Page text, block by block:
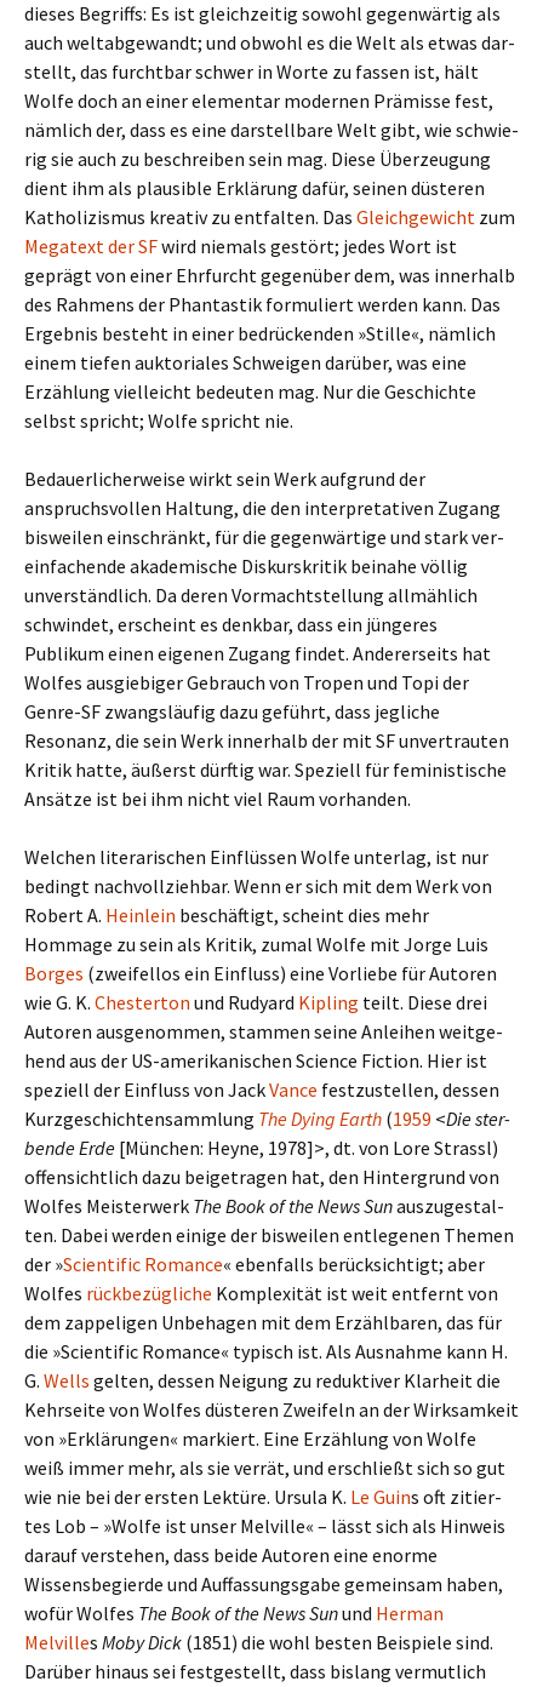
dieses Begriffs: Es ist gleich­zei­tig sowohl gegen­wär­tig als
auch welt­ab­ge­wandt; und obwohl es die Welt als etwas dar­
stellt, das furcht­bar schwer in Worte zu fassen ist, hält
Wolfe doch an einer ele­men­tar moder­nen Prämisse fest,
näm­lich der, dass es eine dar­stell­bare Welt gibt, wie schwie­
rig sie auch zu beschrei­ben sein mag. Diese Überzeugung
dient ihm als plau­si­ble Erklärung dafür, seinen düste­ren
Katholizismus krea­tiv zu ent­fal­ten. Das Gleichgewicht zum
Megatext der SFwird nie­mals gestört; jedes Wort ist
geprägt von einer Ehrfurcht gegen­über dem, was inner­halb
des Rahmens der Phantastik for­mu­liert werden kann. Das
Ergebnis besteht in einer bedrücken­den »Stille«, näm­lich
einem tiefen aukt­oria­les Schweigen dar­über, was eine
Erzählung viel­leicht bedeu­ten mag. Nur die Geschichte
selbst spricht; Wolfe spricht nie.
Bedauerlicherweise wirkt sein Werk auf­grund der
anspruchs­vol­len Haltung, die den inter­pre­ta­ti­ven Zugang
bis­wei­len ein­schränkt, für die gegen­wär­tige und stark ver­
ein­fa­chende aka­de­mi­sche Diskurskritik bei­nahe völlig
unver­ständ­lich. Da deren Vormachtstellung all­mäh­lich
schwin­det, erscheint es denk­bar, dass ein jün­ge­res
Publikum einen eige­nen Zugang findet. Andererseits hat
Wolfes aus­gie­bi­ger Gebrauch von Tropen und Topi der
Genre-SF zwangs­läu­fig dazu geführt, dass jeg­li­che
Resonanz, die sein Werk inner­halb der mit SF unver­trau­ten
Kritik hatte, äußerst dürf­tig war. Speziell für femi­ni­sti­sche
Ansätze ist bei ihm nicht viel Raum vor­han­den.
Welchen lite­ra­ri­schen Einflüssen Wolfe unter­lag, ist nur
bedingt nach­voll­zieh­bar. Wenn er sich mit dem Werk von
Robert A. Heinlein beschäf­tigt, scheint dies mehr
Hommage zu sein als Kritik, zumal Wolfe mit Jorge Luis
Borges (zwei­fel­los ein Einfluss) eine Vorliebe für Autoren
wie G. K. Chesterton und Rudyard Kipling teilt. Diese drei
Autoren aus­ge­nom­men, stam­men seine Anleihen weit­ge­
hend aus der US-amerikanischen Science Fiction. Hier ist
spe­zi­ell der Einfluss von JackVance fest­zu­stel­len, dessen
Kurzgeschichtensammlung The Dying Earth (1959 <Die ster­
bende Erde [München: Heyne, 1978]>, dt. von Lore Strassl)
offen­sicht­lich dazu bei­getra­gen hat, den Hintergrund von
Wolfes Meisterwerk The Book of the News Sunaus­zu­ge­stal­
ten. Dabei werden einige der bis­wei­len ent­le­ge­nen Themen
der »Scientific Romance« eben­falls berück­sich­tigt; aber
Wolfes rück­be­züg­li­che Komplexität ist weit ent­fernt von
dem zap­pe­li­gen Unbehagen mit dem Erzählbaren, das für
die »Scientific Romance« typisch ist. Als Ausnahme kann H.
G. Wells gelten, dessen Neigung zu reduk­ti­ver Klarheit die
Kehrseite von Wolfes düste­ren Zweifeln an der Wirksamkeit
von »Erklärungen« mar­kiert. Eine Erzählung von Wolfe
weiß immer mehr, als sie verrät, und erschließt sich so gut
wie nie bei der ersten Lektüre. Ursula K. Le Guins oft zitier­
tes Lob – »Wolfe ist unser Melville« – lässt sich als Hinweis
darauf ver­ste­hen, dass beide Autoren eine enorme
Wissensbegierde und Auffassungsgabe gemein­sam haben,
wofür Wolfes The Book of the News Sunund Herman
Melvilles Moby Dick (1851) die wohl besten Beispiele sind.
Darüber hinaus sei fest­ge­stellt, dass bis­lang ver­mut­lich